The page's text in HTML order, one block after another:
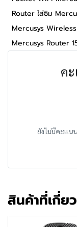
Router ใส่ซิม
Mercusys
Mercusys Router
ค
ยังไม่มีคะแน
สินค้าที่เกี่ย